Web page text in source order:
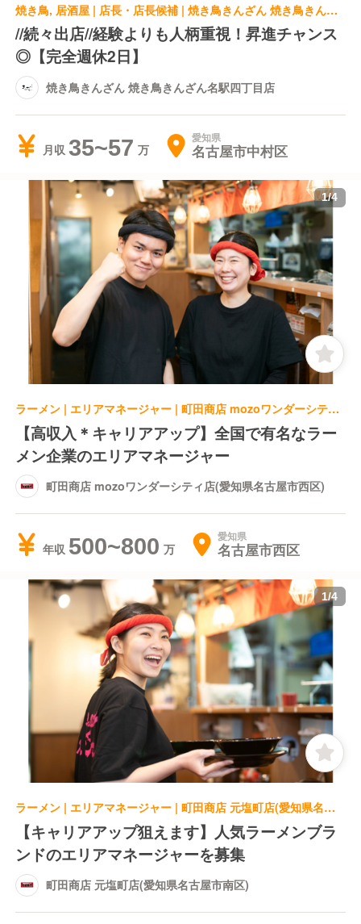
焼き鳥, 居酒屋 | 店長・店長候補 | 焼き鳥きんざん 焼き鳥きんざん名駅四丁目店
//続々出店//経験よりも人柄重視！昇進チャンス
◎【完全週休2日】
焼き鳥きんざん 焼き鳥きんざん名駅四丁目店
月収 35~57 愛知県
名古屋市中村区
1/4
ラーメン | エリアマネージャー | 町田商店 mozoワンダーシティ店(愛知県名古屋市西区)
【高収入＊キャリアアップ】全国で有名なラー
メン企業のエリアマネージャー
町田商店 mozoワンダーシティ店(愛知県名古屋市西区)
年収 500~800 愛知県
名古屋市西区
1/4
ラーメン | エリアマネージャー | 町田商店 元塩町店(愛知県名古屋市南区)
【キャリアアップ狙えます】人気ラーメンブラ
ンドのエリアマネージャーを募集
町田商店 元塩町店(愛知県名古屋市南区)